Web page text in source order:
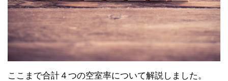
ここまで合計４つの空室率について解説しました。